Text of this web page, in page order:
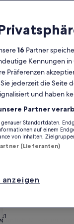
Derzeit
die
Monate
August
2026
und
September
angezeigt.
MoMontag
DiDienstag
Mi
3 4 5 6
10 11 12
31
Eagle, die perfekt
Wünsche
gerecht wird –
Great for the family
16 Partner
Kennungen
Präferenzen
jederzeit die Seite
und haben
Partner
Standortdaten.
auf einem
von Inhalten,
(Lieferanten)